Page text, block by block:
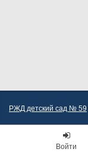
РЖД детский сад № 59
Войти